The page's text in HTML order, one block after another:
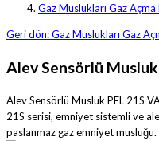
Gaz Muslukları Gaz Açma
Geri dön: Gaz Muslukları Gaz
Alev Sensörlü Musluk
Alev Sensörlü Musluk PEL 21S
21S serisi, emniyet sistemli ve
paslanmaz gaz emniyet musluğu.